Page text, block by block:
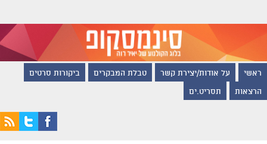
ראשי על אודות/יצירת קשר טבלת המבקרים ביקורות סרטים
הרצאות תסריט.ים